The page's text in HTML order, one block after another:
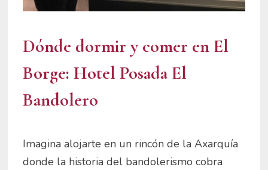
Dónde dormir y comer en El
Borge: Hotel Posada El
Bandolero
Imagina alojarte en un rincón de la Axarquía
donde la historia del bandolerismo cobra